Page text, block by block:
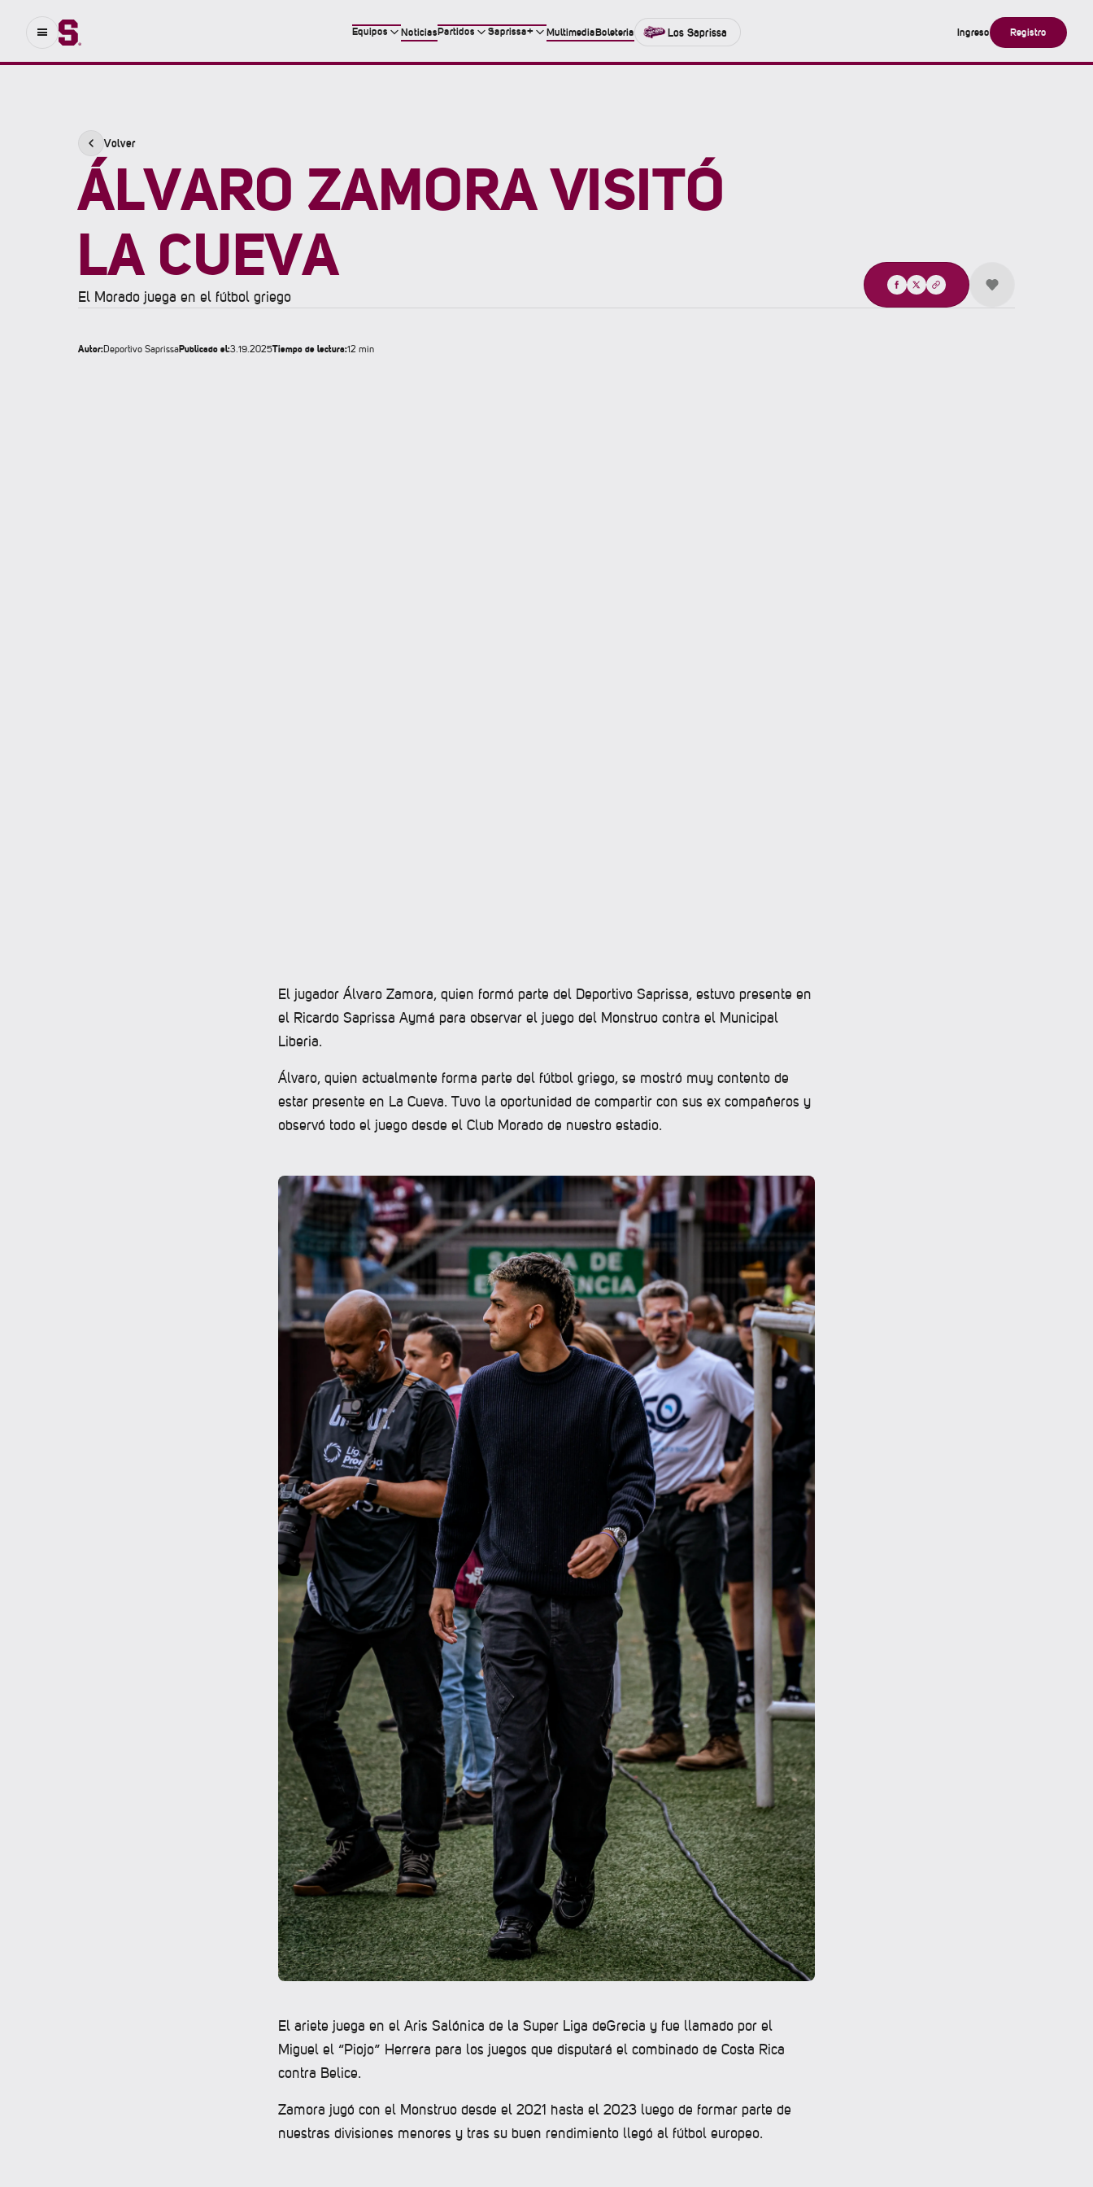
Equipos NoticiasPartidos Saprissa+ MultimediaBoleteria Los Saprissa Ingreso Registro
Volver
ÁLVARO ZAMORA VISITÓ
LA CUEVA
El Morado juega en el fútbol griego
Compartir
Autor:Deportivo SaprissaPublicado el:3.19.2025Tiempo de lectura:12 min
El jugador Álvaro Zamora, quien formó parte del Deportivo Saprissa, estuvo presente en
el Ricardo Saprissa Aymá para observar el juego del Monstruo contra el Municipal
Liberia.
Álvaro, quien actualmente forma parte del fútbol griego, se mostró muy contento de
estar presente en La Cueva. Tuvo la oportunidad de compartir con sus ex compañeros y
observó todo el juego desde el Club Morado de nuestro estadio.
El ariete juega en el Aris Salónica de la Super Liga deGrecia y fue llamado por el
Miguel el “Piojo” Herrera para los juegos que disputará el combinado de Costa Rica
contra Belice.
Zamora jugó con el Monstruo desde el 2021 hasta el 2023 luego de formar parte de
nuestras divisiones menores y tras su buen rendimiento llegó al fútbol europeo.